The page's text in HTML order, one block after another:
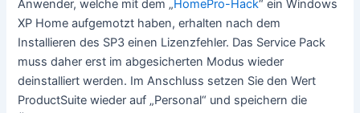
Anwender, welche mit dem „HomePro-Hack“ ein Windows
XP Home aufgemotzt haben, erhalten nach dem
Installieren des SP3 einen Lizenzfehler. Das Service Pack
muss daher erst im abgesicherten Modus wieder
deinstalliert werden. Im Anschluss setzen Sie den Wert
ProductSuite wieder auf „Personal“ und speichern die